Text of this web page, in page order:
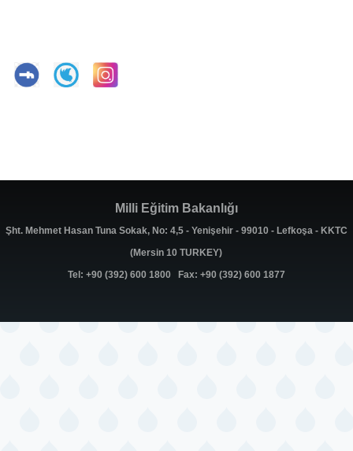
Milli Eğitim Bakanlığı
Şht. Mehmet Hasan Tuna Sokak, No: 4,5 - Yenişehir - 99010 - Lefkoşa - KKTC
(Mersin 10 TURKEY)
Tel: +90 (392) 600 1800 Fax: +90 (392) 600 1877